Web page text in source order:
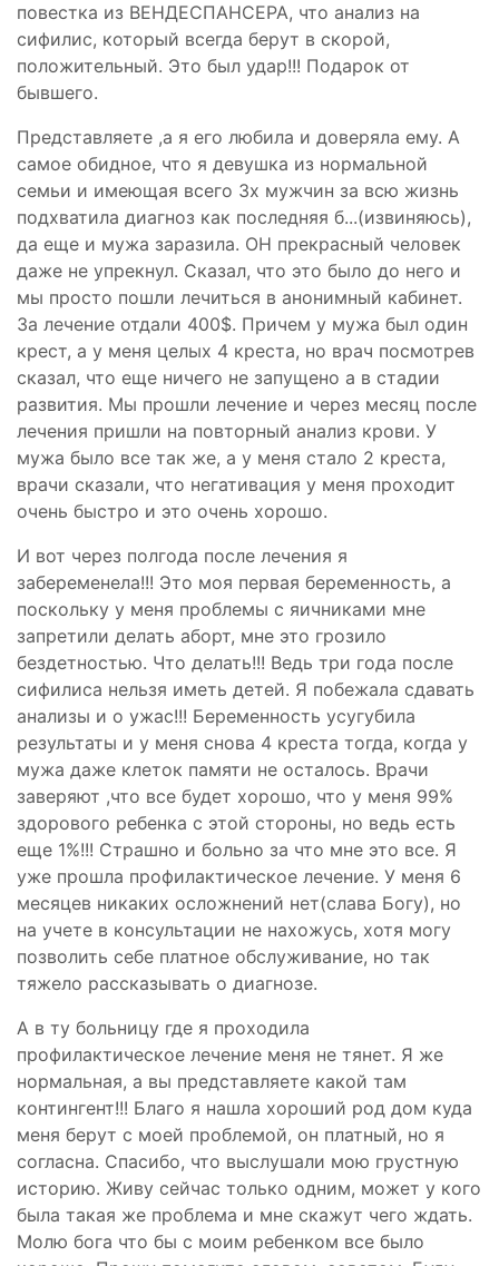
повестка из ВЕНДЕСПАНСЕРА, что анализ на
сифилис, который всегда берут в скорой,
положительный. Это был удар!!! Подарок от
бывшего.
Представляете ,а я его любила и доверяла ему. А
самое обидное, что я девушка из нормальной
семьи и имеющая всего 3х мужчин за всю жизнь
подхватила диагноз как последняя б...(извиняюсь),
да еще и мужа заразила. ОН прекрасный человек
даже не упрекнул. Сказал, что это было до него и
мы просто пошли лечиться в анонимный кабинет.
За лечение отдали 400$. Причем у мужа был один
крест, а у меня целых 4 креста, но врач посмотрев
сказал, что еще ничего не запущено а в стадии
развития. Мы прошли лечение и через месяц после
лечения пришли на повторный анализ крови. У
мужа было все так же, а у меня стало 2 креста,
врачи сказали, что негативация у меня проходит
очень быстро и это очень хорошо.
И вот через полгода после лечения я
забеременела!!! Это моя первая беременность, а
поскольку у меня проблемы с яичниками мне
запретили делать аборт, мне это грозило
бездетностью. Что делать!!! Ведь три года после
сифилиса нельзя иметь детей. Я побежала сдавать
анализы и о ужас!!! Беременность усугубила
результаты и у меня снова 4 креста тогда, когда у
мужа даже клеток памяти не осталось. Врачи
заверяют ,что все будет хорошо, что у меня 99%
здорового ребенка с этой стороны, но ведь есть
еще 1%!!! Страшно и больно за что мне это все. Я
уже прошла профилактическое лечение. У меня 6
месяцев никаких осложнений нет(слава Богу), но
на учете в консультации не нахожусь, хотя могу
позволить себе платное обслуживание, но так
тяжело рассказывать о диагнозе.
А в ту больницу где я проходила
профилактическое лечение меня не тянет. Я же
нормальная, а вы представляете какой там
контингент!!! Благо я нашла хороший род дом куда
меня берут с моей проблемой, он платный, но я
согласна. Спасибо, что выслушали мою грустную
историю. Живу сейчас только одним, может у кого
была такая же проблема и мне скажут чего ждать.
Молю бога что бы с моим ребенком все было